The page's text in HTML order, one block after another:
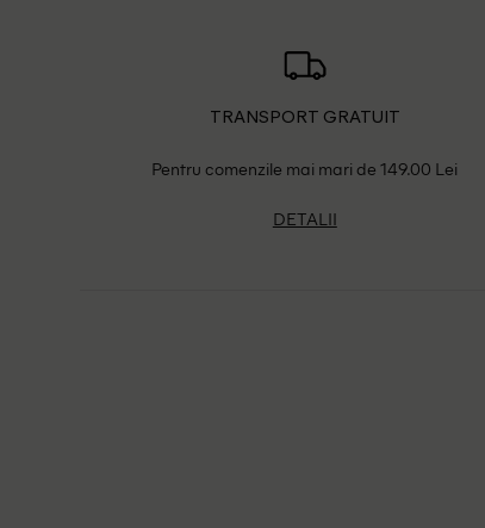
TRANSPORT GRATUIT
Pentru comenzile mai mari de 149.00 Lei
DETALII